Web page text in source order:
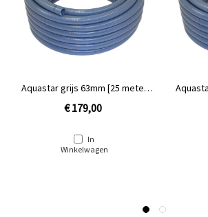
Aquastar grijs 63mm [25 meter
€ 179,00
In
Winkelwagen